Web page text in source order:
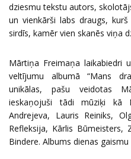
dziesmu tekstu autors,
un vienkārši labs draugs,
sirdīs, kamēr vien skanēs viņa
Mārtiņa Freimaņa laikabiedri
veltījumu albumā “Mans
unikālas, pašu veidotas
ieskaņojuši tādi mūziķi kā
Andrejeva, Lauris Reiniks,
Refleksija, Kārlis Būmeisters,
Bindere. Albums dienas